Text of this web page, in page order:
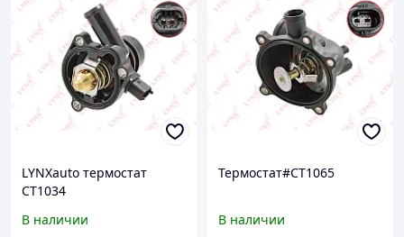
LYNXauto термостат
CT1034
В наличии
Термостат#CT1065
В наличии